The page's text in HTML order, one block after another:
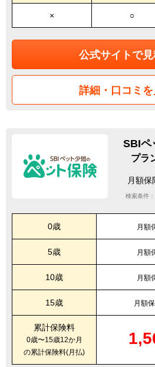
× ○
公式サイトで
詳細・口コミ
SBIペ
プラ
月額保
検索条件
0歳 月額
5歳 月額
10歳 月額
15歳 月額
累計保険料
0歳〜15歳12か月
の累計保険料(月払)